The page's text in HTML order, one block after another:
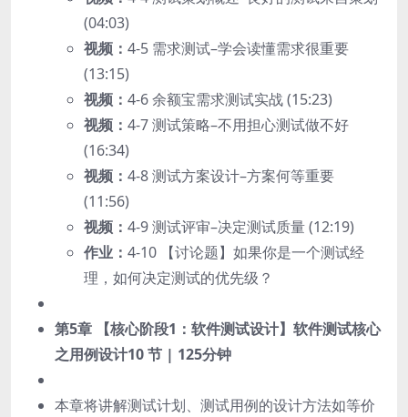
(04:03)
视频： 4-5 需求测试–学会读懂需求很重要
(13:15)
视频： 4-6 余额宝需求测试实战 (15:23)
视频： 4-7 测试策略–不用担心测试做不好
(16:34)
视频： 4-8 测试方案设计–方案何等重要
(11:56)
视频： 4-9 测试评审–决定测试质量 (12:19)
作业： 4-10 【讨论题】如果你是一个测试经
理，如何决定测试的优先级？
第5章 【核心阶段1：软件测试设计】软件测试核心
之用例设计10 节 | 125分钟
本章将讲解测试计划、测试用例的设计方法如等价